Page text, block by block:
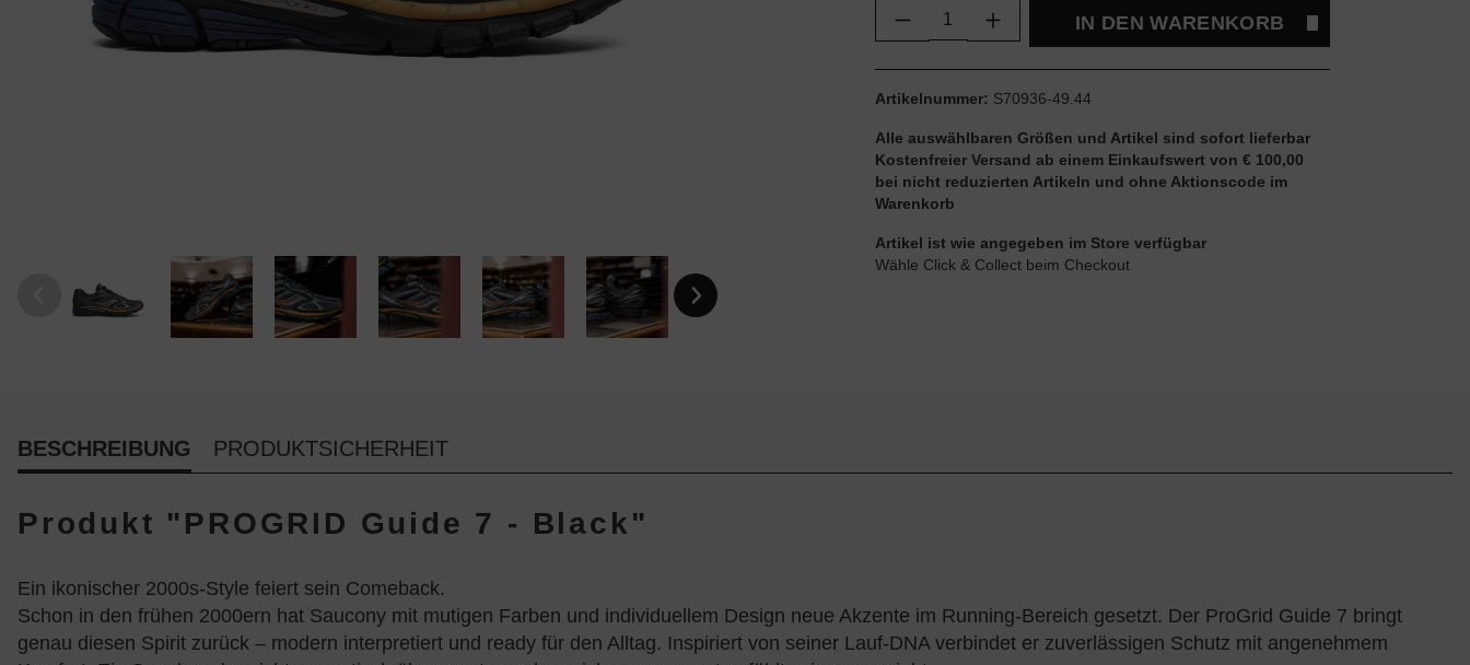
Produkt Anzahl: Gib den gewünschten Wert ein
IN DEN WARENKORB
Artikelnummer: S70936-49.44
Alle auswählbaren Größen und Artikel sind sofort lieferbar
Kostenfreier Versand ab einem Einkaufswert von € 100,00
bei nicht reduzierten Artikeln und ohne Aktionscode im
Warenkorb
Artikel ist wie angegeben im Store verfügbar
Wähle Click & Collect beim Checkout
BESCHREIBUNG PRODUKTSICHERHEIT
Produkt "PROGRID Guide 7 - Black"
Ein ikonischer 2000s-Style feiert sein Comeback.
Schon in den frühen 2000ern hat Saucony mit mutigen Farben und individuellem Design neue Akzente im Running-Bereich gesetzt. Der ProGrid Guide 7 bringt
genau diesen Spirit zurück – modern interpretiert und ready für den Alltag. Inspiriert von seiner Lauf-DNA verbindet er zuverlässigen Schutz mit angenehmem